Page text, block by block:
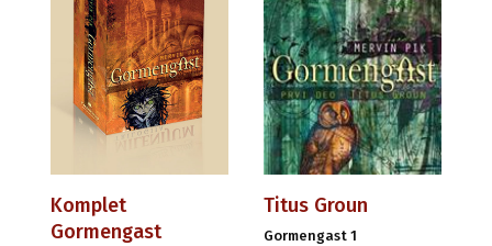
Komplet
Gormengast
Titus Groun
Gormengast 1